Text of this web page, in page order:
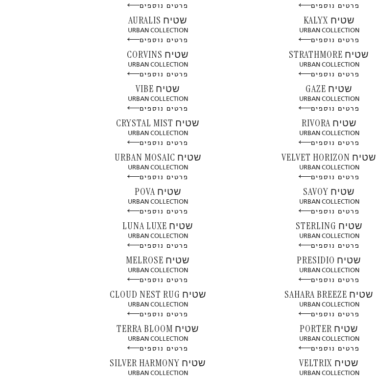
פרטים נוספים
פרטים נוספים
שטיח KALYX
URBAN COLLECTION
פרטים נוספים
שטיח AURALIS
URBAN COLLECTION
פרטים נוספים
שטיח STRATHMORE
URBAN COLLECTION
פרטים נוספים
שטיח CORVINS
URBAN COLLECTION
פרטים נוספים
שטיח GAZE
URBAN COLLECTION
פרטים נוספים
שטיח VIBE
URBAN COLLECTION
פרטים נוספים
שטיח RIVORA
URBAN COLLECTION
פרטים נוספים
שטיח CRYSTAL MIST
URBAN COLLECTION
פרטים נוספים
שטיח VELVET HORIZON
URBAN COLLECTION
פרטים נוספים
שטיח URBAN MOSAIC
URBAN COLLECTION
פרטים נוספים
שטיח SAVOY
URBAN COLLECTION
פרטים נוספים
שטיח POVA
URBAN COLLECTION
פרטים נוספים
שטיח STERLING
URBAN COLLECTION
פרטים נוספים
שטיח LUNA LUXE
URBAN COLLECTION
פרטים נוספים
שטיח PRESIDIO
URBAN COLLECTION
פרטים נוספים
שטיח MELROSE
URBAN COLLECTION
פרטים נוספים
שטיח SAHARA BREEZE
URBAN COLLECTION
פרטים נוספים
שטיח CLOUD NEST RUG
URBAN COLLECTION
פרטים נוספים
שטיח PORTER
URBAN COLLECTION
פרטים נוספים
שטיח TERRA BLOOM
URBAN COLLECTION
פרטים נוספים
שטיח VELTRIX
URBAN COLLECTION
שטיח SILVER HARMONY
URBAN COLLECTION